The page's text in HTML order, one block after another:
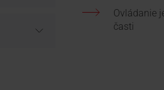
Ovládanie
časti